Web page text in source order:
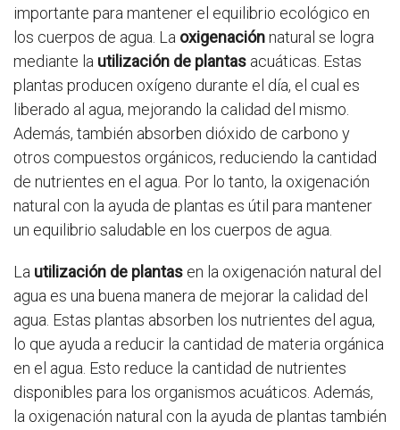
importante para mantener el equilibrio ecológico en
los cuerpos de agua. La oxigenaciónnatural se logra
mediante la utilización de plantas acuáticas. Estas
plantas producen oxígeno durante el día, el cual es
liberado al agua, mejorando la calidad del mismo.
Además, también absorben dióxido de carbono y
otros compuestos orgánicos, reduciendo la cantidad
de nutrientes en el agua. Por lo tanto, la oxigenación
natural con la ayuda de plantas es útil para mantener
un equilibrio saludable en los cuerpos de agua.
La utilización de plantas en la oxigenación natural del
agua es una buena manera de mejorar la calidad del
agua. Estas plantas absorben los nutrientes del agua,
lo que ayuda a reducir la cantidad de materia orgánica
en el agua. Esto reduce la cantidad de nutrientes
disponibles para los organismos acuáticos. Además,
la oxigenación natural con la ayuda de plantas también